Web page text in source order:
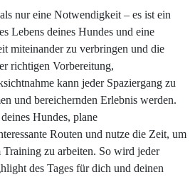
nur eine Notwendigkeit – es ist ein
Lebens deines Hundes und eine
miteinander zu verbringen und die
richtigen Vorbereitung,
kann jeder Spaziergang zu
und bereichernden Erlebnis werden.
Hundes, plane
Routen und nutze die Zeit, um
zu arbeiten. So wird jeder
des Tages für dich und deinen